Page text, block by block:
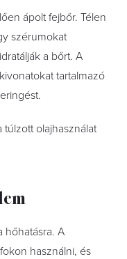
ápolt fejbőr. Télen
szérumokat
a bőrt. A
tartalmazó
olajhasználat
hőhatásra. A
használni, és